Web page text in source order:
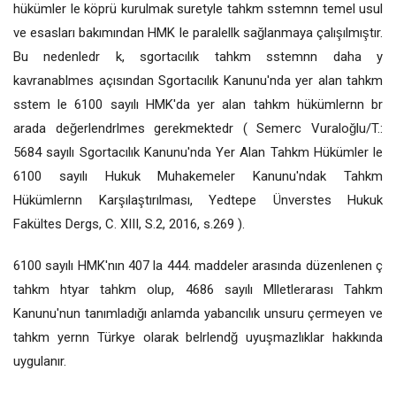
hükümler le köprü kurulmak suretyle tahkm sstemnn temel usul
ve esasları bakımından HMK le paralellk sağlanmaya çalışılmıştır.
Bu nedenledr k, sgortacılık tahkm sstemnn daha y
kavranablmes açısından Sgortacılık Kanunu'nda yer alan tahkm
sstem le 6100 sayılı HMK'da yer alan tahkm hükümlernn br
arada değerlendrlmes gerekmektedr ( Semerc Vuraloğlu/T.:
5684 sayılı Sgortacılık Kanunu'nda Yer Alan Tahkm Hükümler le
6100 sayılı Hukuk Muhakemeler Kanunu'ndak Tahkm
Hükümlernn Karşılaştırılması, Yedtepe Ünverstes Hukuk
Fakültes Dergs, C. XIII, S.2, 2016, s.269 ).
6100 sayılı HMK'nın 407 la 444. maddeler arasında düzenlenen ç
tahkm htyar tahkm olup, 4686 sayılı Mlletlerarası Tahkm
Kanunu'nun tanımladığı anlamda yabancılık unsuru çermeyen ve
tahkm yernn Türkye olarak belrlendğ uyuşmazlıklar hakkında
uygulanır.